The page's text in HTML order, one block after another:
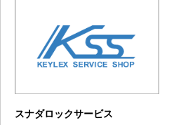
スナダロックサービス